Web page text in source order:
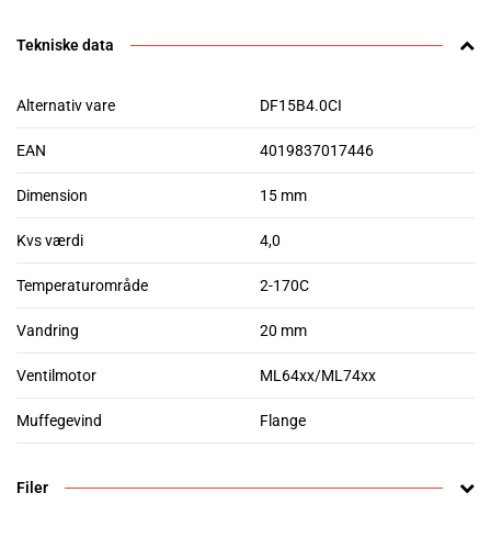
Tekniske data
Alternativ vare DF15B4.0CI
EAN 4019837017446
Dimension 15 mm
Kvs værdi 4,0
Temperaturområde 2-170C
Vandring 20 mm
Ventilmotor ML64xx/ML74xx
Muffegevind Flange
Filer